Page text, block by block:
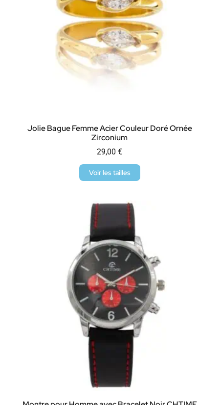
Jolie Bague Femme Acier Couleur Doré Ornée
Zirconium
29,00 €
Voir les tailles